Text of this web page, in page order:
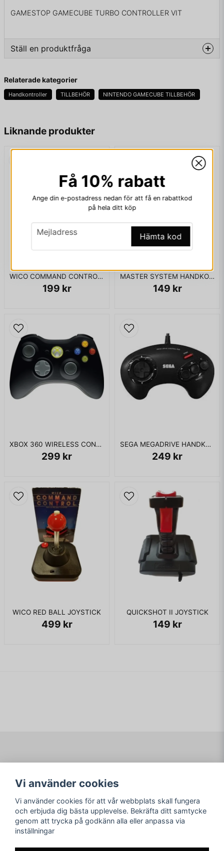
Liknande produkter
WICO COMMAND CONTROL BATHANDLE JOYSTICK
199 kr
MASTER SYSTEM HANDKONTROLL
149 kr
XBOX 360 WIRELESS CONTROLLER SVART
299 kr
SEGA MEGADRIVE HANDKONTROLL ORIGINAL
249 kr
WICO RED BALL JOYSTICK
499 kr
QUICKSHOT II JOYSTICK
149 kr
GAMESTOP GAMECUBE TURBO CONTROLLER VIT
Ställ en produktfråga
Fråga oss något om denna produkten...
Namn
Ja, ni får publicera min fråga
Relaterade kategorier
Handkontroller TILLBEHÖR NINTENDO GAMECUBE TILLBEHÖR
Få 10% rabatt
Ange din e-postadress nedan för att få en rabattkod
på hela ditt köp
email
Mejladress Hämta kod
Köpvillkor
Logga in
Glömt lösenord?
Sociala medier arkad.nu
Vi använder cookies
Vi använder cookies för att vår webbplats skall fungera
och erbjuda dig bästa upplevelse. Bekräfta ditt samtycke
genom att trycka på godkänn alla eller anpassa via
inställningar